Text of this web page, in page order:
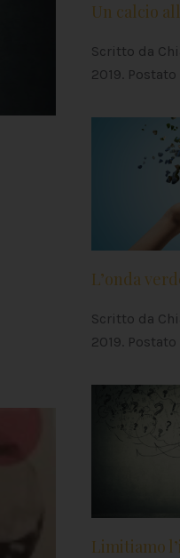
Un calcio
Scritto da
2019. Postato
L’onda
Scritto da
2019. Postato
Limitiamo